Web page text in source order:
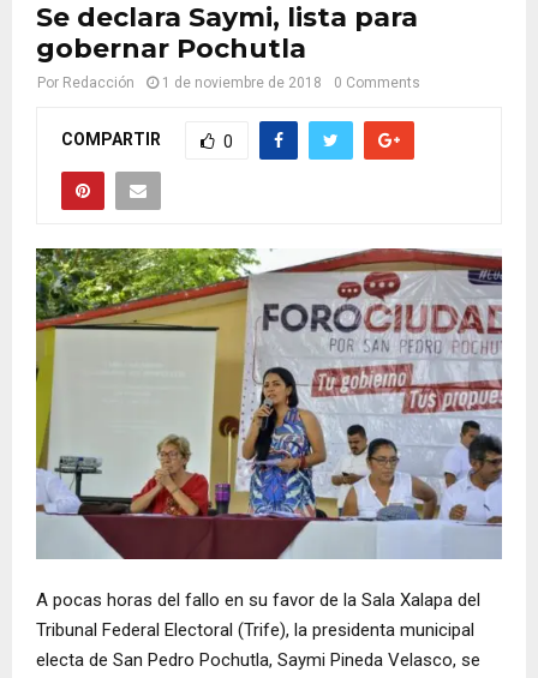
Se declara Saymi, lista para
gobernar Pochutla
Por Redacción 1 de noviembre de 2018 0 Comments
COMPARTIR 0
A pocas horas del fallo en su favor de la Sala Xalapa del
Tribunal Federal Electoral (Trife), la presidenta municipal
electa de San Pedro Pochutla, Saymi Pineda Velasco, se